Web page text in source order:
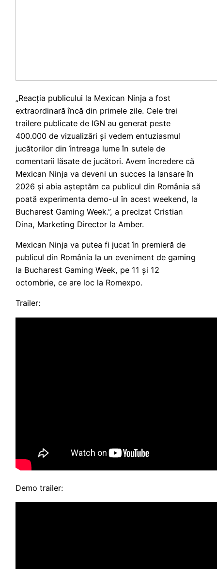
„Reacția publicului la Mexican Ninja a fost
extraordinară încă din primele zile. Cele trei
trailere publicate de IGN au generat peste
400.000 de vizualizări și vedem entuziasmul
jucătorilor din întreaga lume în sutele de
comentarii lăsate de jucători. Avem încredere că
Mexican Ninja va deveni un succes la lansare în
2026 și abia așteptăm ca publicul din România să
poată experimenta demo-ul în acest weekend, la
Bucharest Gaming Week.”, a precizat Cristian
Dina, Marketing Director la Amber.
Mexican Ninja va putea fi jucat în premieră de
publicul din România la un eveniment de gaming
la Bucharest Gaming Week, pe 11 și 12
octombrie, ce are loc la Romexpo.
Trailer:
Demo trailer: